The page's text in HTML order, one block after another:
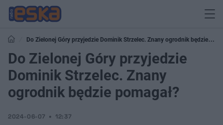
Do Zielonej Góry przyjedzie Dominik Strzelec. Znany ogrodnik będzie
pomagał?
Do Zielonej Góry przyjedzie
Dominik Strzelec. Znany
ogrodnik będzie pomagał?
2024-06-07 12:37